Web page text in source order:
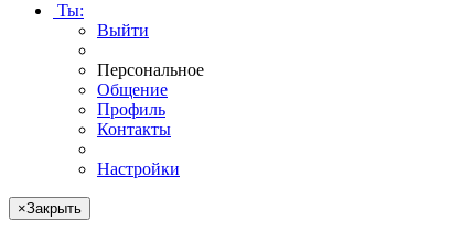
Ты:
Выйти
Персональное
Общение
Профиль
Контакты
Настройки
×Закрыть